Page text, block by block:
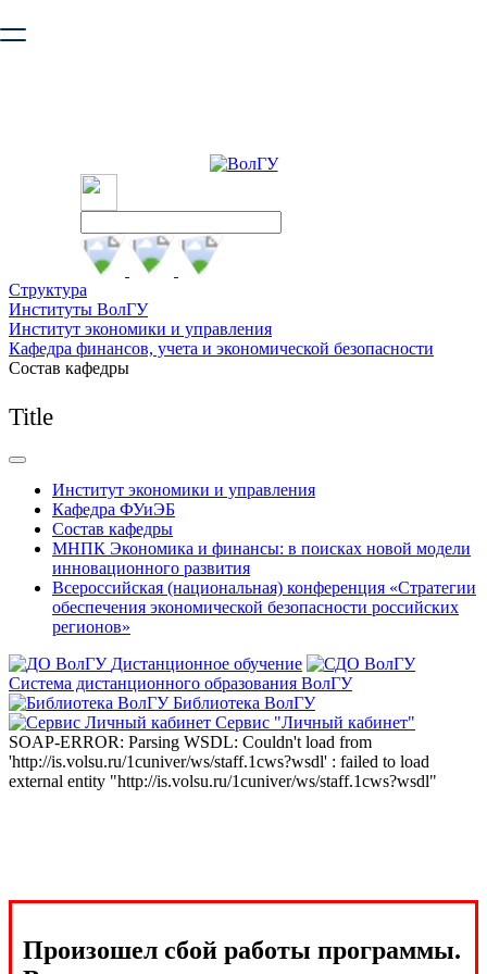
безопасную работу с сайтом. Пожалуйста
Структура
Институты ВолГУ
Институт экономики и управления
Кафедра финансов, учета и экономической безопасности
Состав кафедры
Title
Институт экономики и управления
Кафедра ФУиЭБ
Состав кафедры
МНПК Экономика и финансы: в поисках новой модели
инновационного развития
Всероссийская (национальная) конференция «Стратегии
обеспечения экономической безопасности российских
регионов»
Дистанционное обучение
Система дистанционного образования ВолГУ
Библиотека ВолГУ
Сервис "Личный кабинет"
SOAP-ERROR: Parsing WSDL: Couldn't load from
'http://is.volsu.ru/1cuniver/ws/staff.1cws?wsdl' : failed to load
external entity "http://is.volsu.ru/1cuniver/ws/staff.1cws?wsdl"
Произошел сбой работы программы.